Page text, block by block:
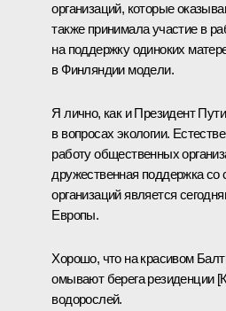
организаций, которые
также принимала участие в
на поддержку одиноких
в Финляндии модели.
Я лично, как и Президент
в вопросах экологии.
работу общественных
дружественная поддержка со
организаций является
Европы.
Хорошо, что на красивом
омывают берега резиденции
водорослей.